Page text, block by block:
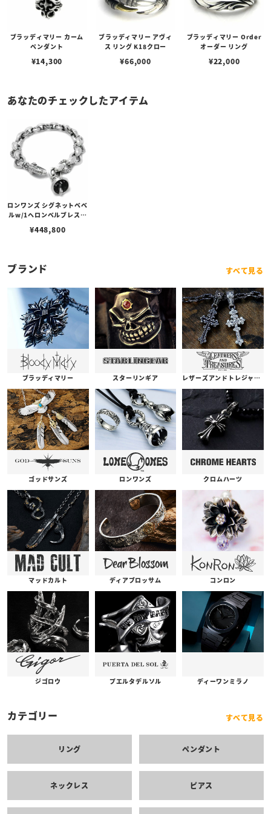
ブラッディマリー カーム
ペンダント
¥14,300
ブラッディマリー アヴィ
ス リング K18クロー
¥66,000
ブラッディマリー Order
オーダー リング
¥22,000
あなたのチェックしたアイテム
ロンワンズ シグネットベベ
ルw/1ヘロンベルブレスレ
¥448,800
ブランド すべて見る
ブラッディマリー スターリンギア レザーズアンドトレジャーズ
ゴッドサンズ ロンワンズ クロムハーツ
マッドカルト ディアブロッサム コンロン
ジゴロウ プエルタデルソル ディーワンミラノ
カテゴリー すべて見る
リング ペンダント
ネックレス ピアス